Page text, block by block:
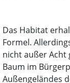
Das Habitat
Formel.
nicht außer Acht
Baum im
Außengeländes